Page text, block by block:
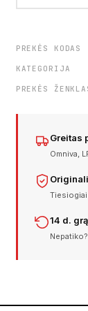
PREKĖS KODAS
KATEGORIJA
PREKĖS
Greitas
Omniva,
14 d.